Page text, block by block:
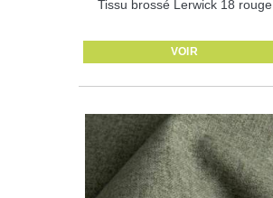
Tissu brossé Lerwick 18 rouge
VOIR